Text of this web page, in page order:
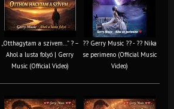
„Otthagytam a szívem…” ? –
Ahol a lusta folyó | Gerry
Music (Official Video)
?? Gerry Music ?? - ?? Nika
se perimeno (Official Music
Video)